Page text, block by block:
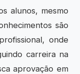
mesmo
são
onde
carreira na
aprovação em